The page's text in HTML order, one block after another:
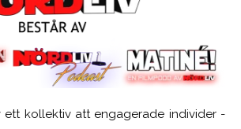
ett kollektiv att engagerade individer -